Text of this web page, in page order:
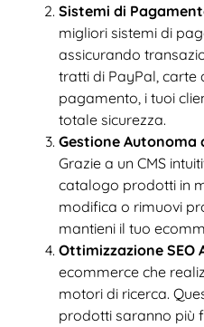
Sistemi di
migliori sistemi di
assicurando
tratti di PayPal, carte
pagamento, i tuoi
totale sicurezza.
Gestione
Grazie a un CMS
catalogo prodotti in
modifica o rimuovi
mantieni il tuo
Ottimizzazione SEO
ecommerce che
motori di ricerca.
prodotti saranno più